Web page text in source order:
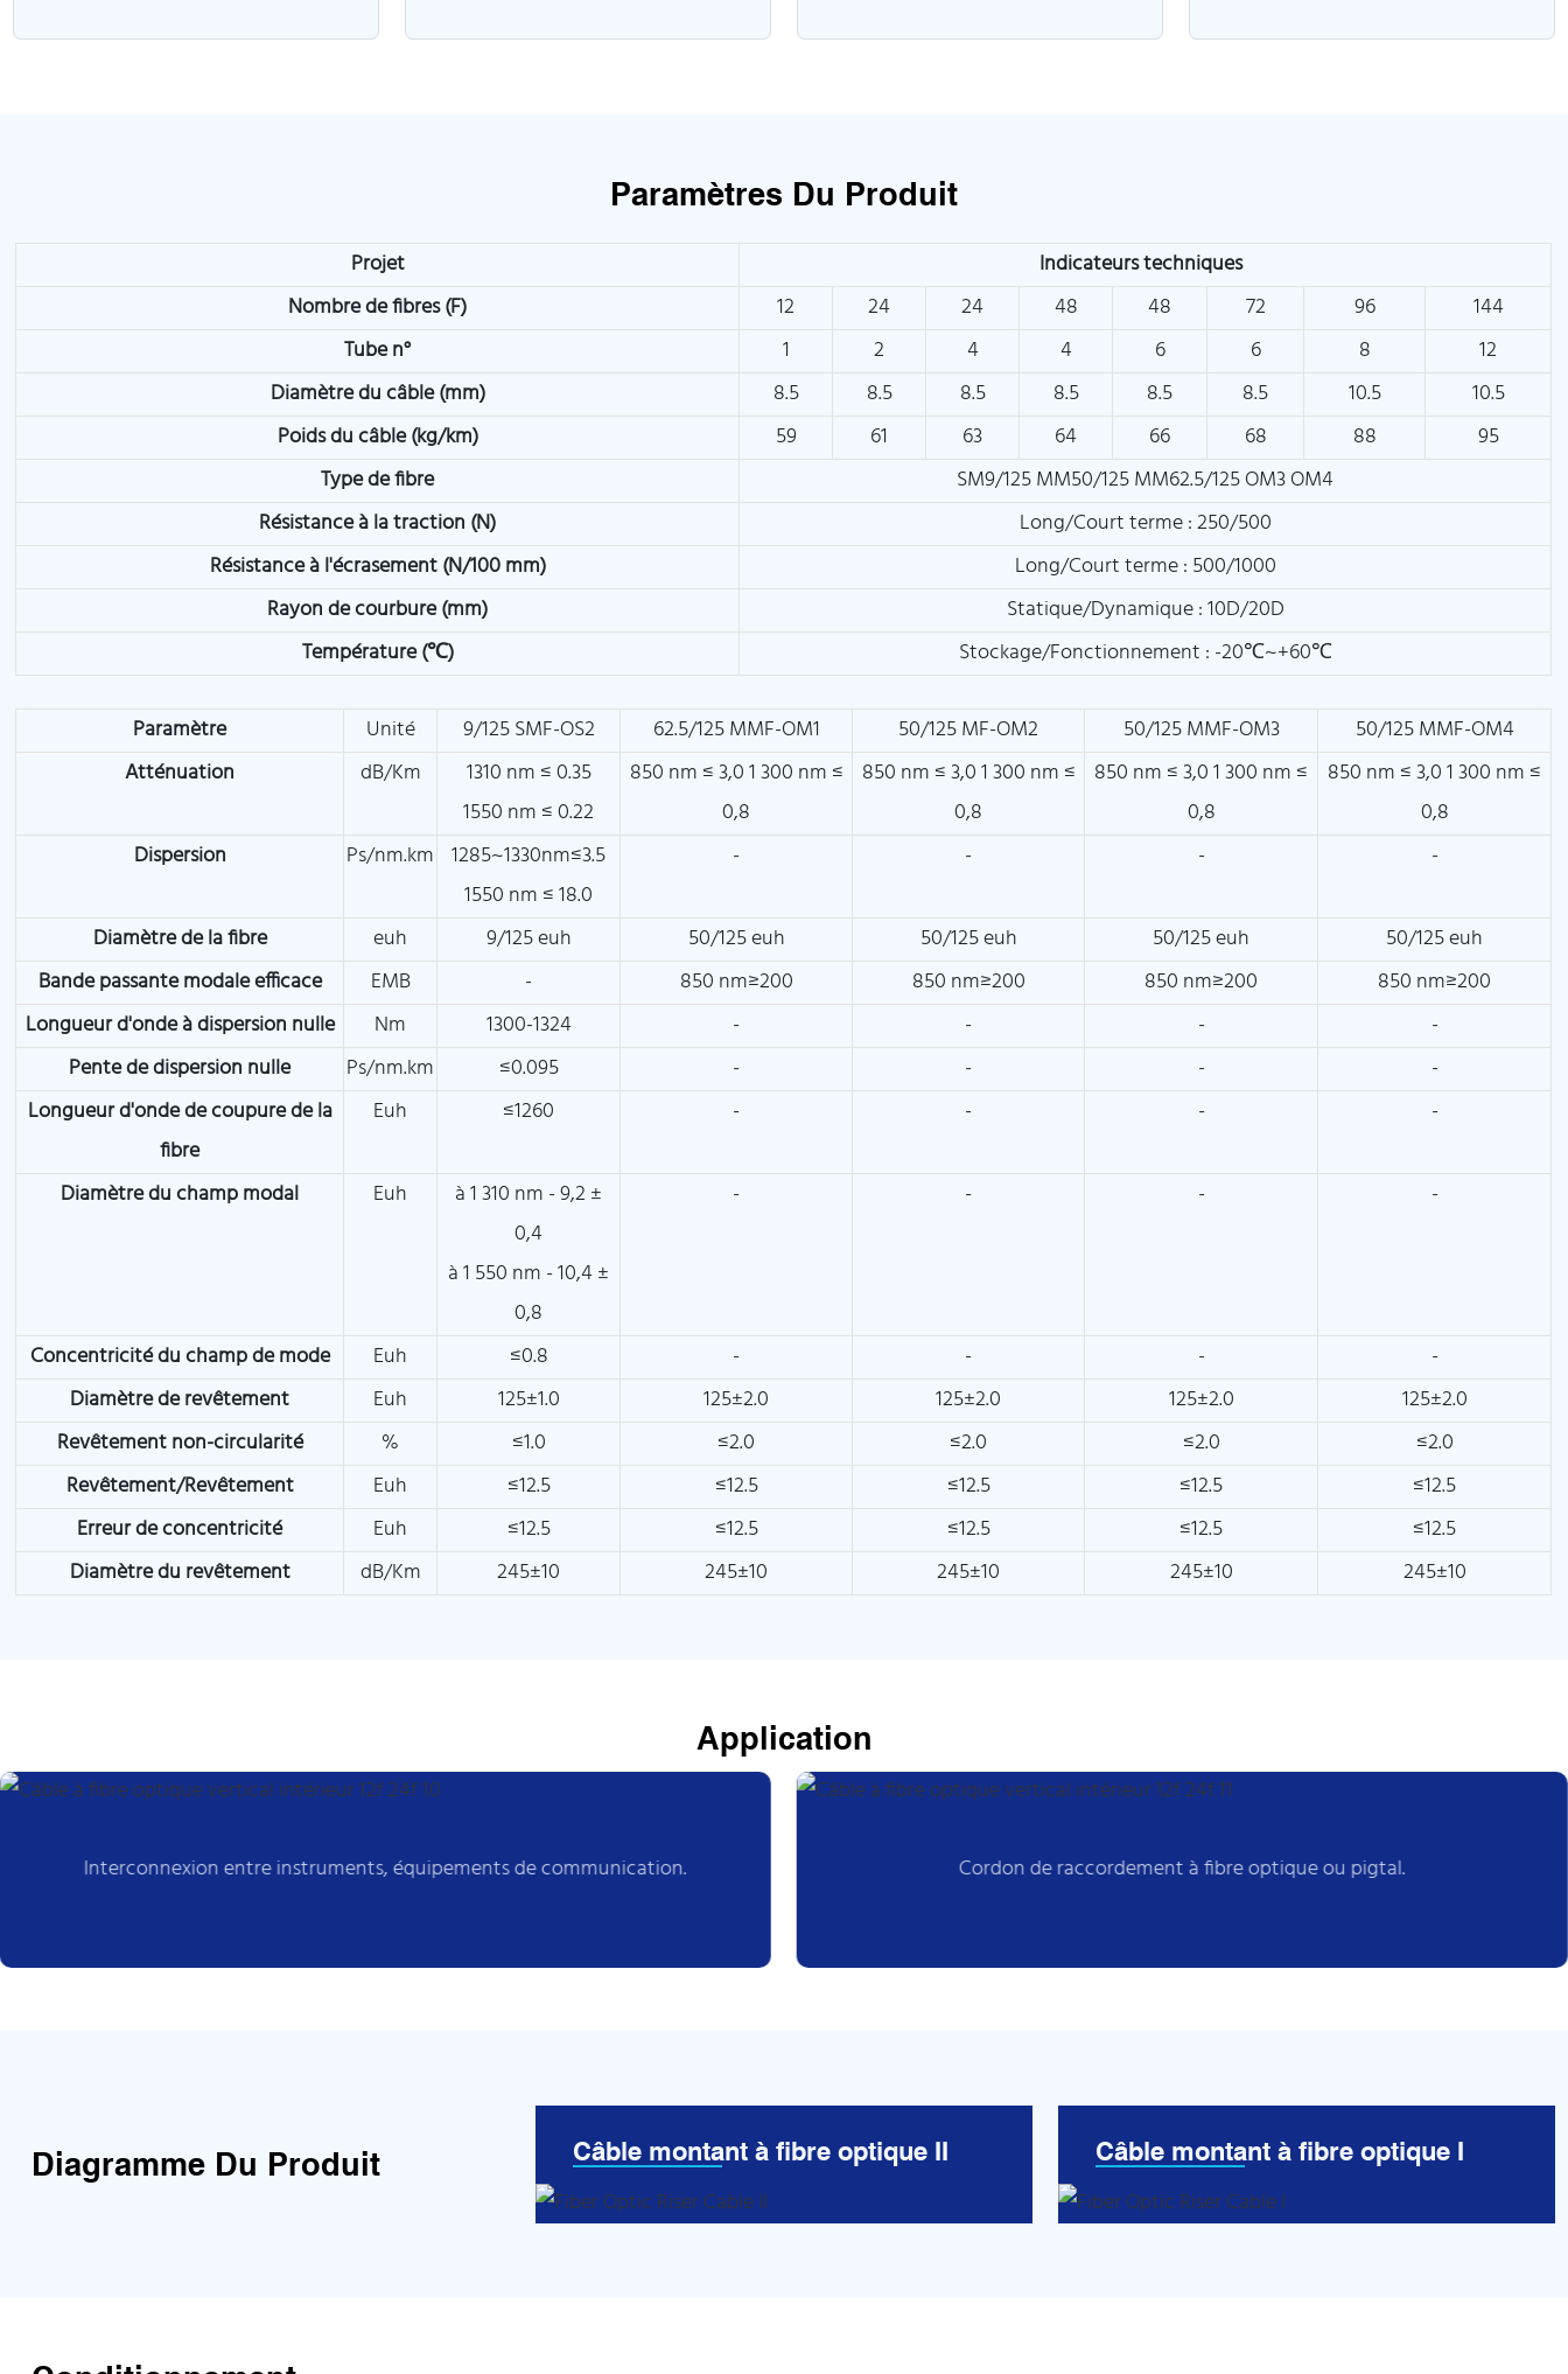
Paramètres Du Produit
Projet
Indicateurs techniques
Nombre de fibres (F)
12 24 24 48 48 72 96
144
Tube n°
1 2 4 4 6 6 8
12
Diamètre du câble (mm)
8.5 8.5 8.5 8.5 8.5 8.5 10.5
10.5
Poids du câble (kg/km)
59 61 63 64 66 68 88
95
Type de fibre
SM9/125 MM50/125 MM62.5/125 OM3 OM4
Résistance à la traction (N)
Long/Court terme : 250/500
Résistance à l'écrasement (N/100 mm)
Long/Court terme : 500/1000
Rayon de courbure (mm)
Statique/Dynamique : 10D/20D
Température (℃)
Stockage/Fonctionnement : -20℃~+60℃
Paramètre Unité 9/125 SMF-OS2 62.5/125 MMF-OM1 50/125 MF-OM2 50/125 MMF-OM3
50/125 MMF-OM4
Atténuation
dB/Km
1310 nm ≤ 0.35
1550 nm ≤ 0.22
850 nm ≤ 3,0 1 300 nm ≤
0,8
850 nm ≤ 3,0 1 300 nm ≤
0,8
850 nm ≤ 3,0 1 300 nm ≤
0,8
850 nm ≤ 3,0 1 300 nm ≤
0,8
Dispersion
Ps/nm.km 1285~1330nm≤3.5
1550 nm ≤ 18.0
- - - -
Diamètre de la fibre euh 9/125 euh 50/125 euh 50/125 euh 50/125 euh
50/125 euh
Bande passante modale efficace
EMB - 850 nm≥200 850 nm≥200 850 nm≥200
850 nm≥200
Longueur d'onde à dispersion nulle
Nm 1300-1324 - - -
-
Pente de dispersion nulle
Ps/nm.km ≤0.095 - - -
-
Longueur d'onde de coupure de la
fibre
Euh ≤1260 - - - -
Diamètre du champ modal Euh
à 1 310 nm - 9,2 ±
0,4
à 1 550 nm - 10,4 ±
0,8
- - - -
Concentricité du champ de mode Euh ≤0.8 - - -
-
Diamètre de revêtement
Euh 125±1.0 125±2.0 125±2.0 125±2.0
125±2.0
Revêtement non-circularité
% ≤1.0 ≤2.0 ≤2.0 ≤2.0
≤2.0
Revêtement/Revêtement
Euh ≤12.5 ≤12.5 ≤12.5 ≤12.5
≤12.5
Erreur de concentricité
Euh ≤12.5 ≤12.5 ≤12.5 ≤12.5
≤12.5
Diamètre du revêtement
dB/Km 245±10 245±10 245±10 245±10 245±10
Application
Interconnexion entre instruments, équipements de communication. Cordon de raccordement à fibre optique ou pigtal.
Diagramme Du Produit Câble montant à fibre optique II Câble montant à fibre optique I